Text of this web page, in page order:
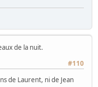
de la nuit.
#110
de Laurent, ni de Jean